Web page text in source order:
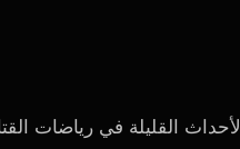
القليلة في رياضات